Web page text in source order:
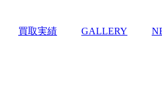
買取実績 GALLERY